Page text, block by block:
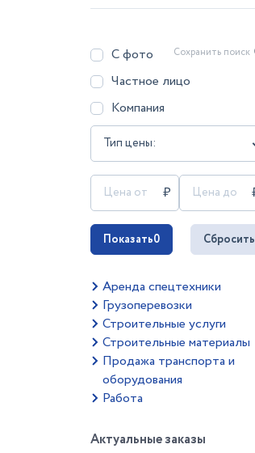
С фото
Частное лицо
Компания
Тип цены:
Сохранить поиск
Показать0 Сбросить
Аренда спецтехники
Грузоперевозки
Строительные услуги
Строительные материалы
Продажа транспорта и
оборудования
Работа
Актуальные заказы